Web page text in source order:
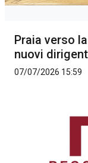
Praia verso
nuovi
07/07/2026 15:59